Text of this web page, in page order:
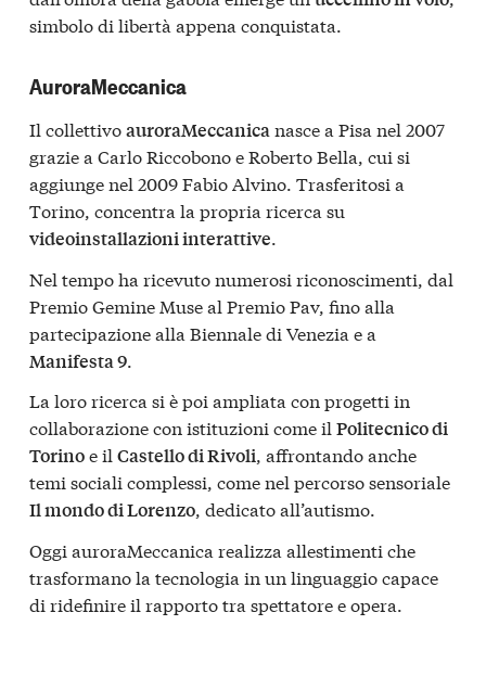
simbolo di libertà appena conquistata.
AuroraMeccanica
Il collettivoauroraMeccanicanasce a Pisa nel 2007
grazie a Carlo Riccobono e Roberto Bella, cui si
aggiunge nel 2009 Fabio Alvino. Trasferitosi a
Torino, concentra la propria ricerca su
videoinstallazioni interattive.
Nel tempo ha ricevuto numerosi riconoscimenti, dal
Premio Gemine Muse al Premio Pav, fino alla
partecipazione alla Biennale di Venezia e a
Manifesta 9.
La loro ricerca si è poi ampliata con progetti in
collaborazione con istituzioni come il Politecnico di
Torinoe il Castello di Rivoli, affrontando anche
temi sociali complessi, come nel percorso sensoriale
Il mondo di Lorenzo, dedicato all’autismo.
Oggi auroraMeccanica realizza allestimenti che
trasformano la tecnologia in un linguaggio capace
di ridefinire il rapporto tra spettatore e opera.